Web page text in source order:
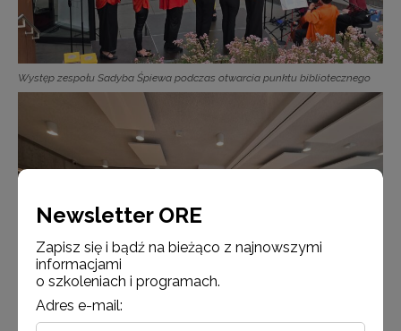
Występ zespołu Sadyba Śpiewa podczas otwarcia punktu bibliotecznego
Newsletter ORE
Zapisz się i bądź na bieżąco z najnowszymi
informacjami
o szkoleniach i programach.
Adres e-mail: